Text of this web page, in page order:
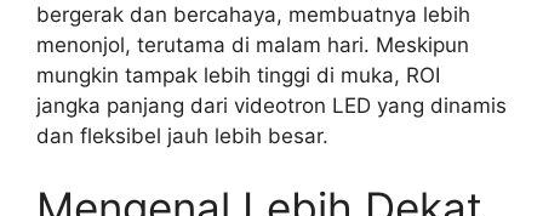
bergerak dan bercahaya, membuatnya lebih
menonjol, terutama di malam hari. Meskipun
mungkin tampak lebih tinggi di muka, ROI
jangka panjang dari videotron LED yang dinamis
dan fleksibel jauh lebih besar.